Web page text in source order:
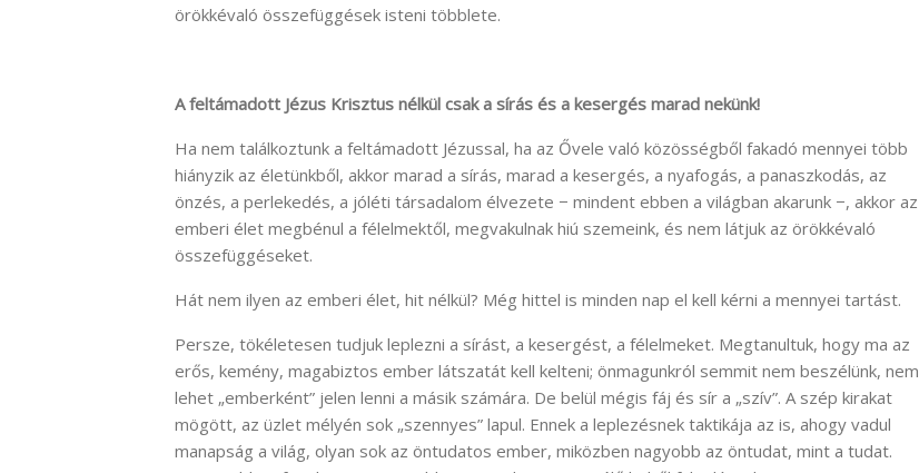
örökkévaló összefüggések isteni többlete.
A feltámadott Jézus Krisztus nélkül csak a sírás és a kesergés marad nekünk!
Ha nem találkoztunk a feltámadott Jézussal, ha az Ővele való közösségből fakadó mennyei több
hiányzik az életünkből, akkor marad a sírás, marad a kesergés, a nyafogás, a panaszkodás, az
önzés, a perlekedés, a jóléti társadalom élvezete − mindent ebben a világban akarunk −, akkor az
emberi élet megbénul a félelmektől, megvakulnak hiú szemeink, és nem látjuk az örökkévaló
összefüggéseket.
Hát nem ilyen az emberi élet, hit nélkül? Még hittel is minden nap el kell kérni a mennyei tartást.
Persze, tökéletesen tudjuk leplezni a sírást, a kesergést, a félelmeket. Megtanultuk, hogy ma az
erős, kemény, magabiztos ember látszatát kell kelteni; önmagunkról semmit nem beszélünk, nem
lehet „emberként” jelen lenni a másik számára. De belül mégis fáj és sír a „szív”. A szép kirakat
mögött, az üzlet mélyén sok „szennyes” lapul. Ennek a leplezésnek taktikája az is, ahogy vadul
manapság a világ, olyan sok az öntudatos ember, miközben nagyobb az öntudat, mint a tudat.